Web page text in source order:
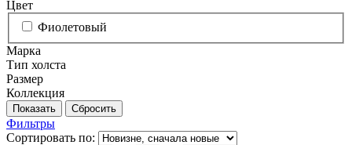
Цвет
Фиолетовый
Марка
Тип холста
Размер
Коллекция
Фильтры
Сортировать по: